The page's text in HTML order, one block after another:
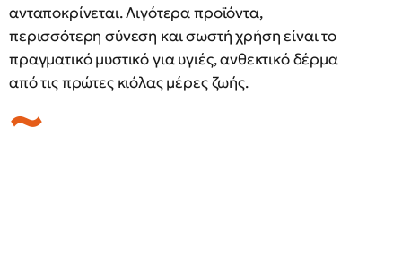
ανταποκρίνεται. Λιγότερα προϊόντα,
περισσότερη σύνεση και σωστή χρήση είναι το
πραγματικό μυστικό για υγιές, ανθεκτικό δέρμα
από τις πρώτες κιόλας μέρες ζωής.